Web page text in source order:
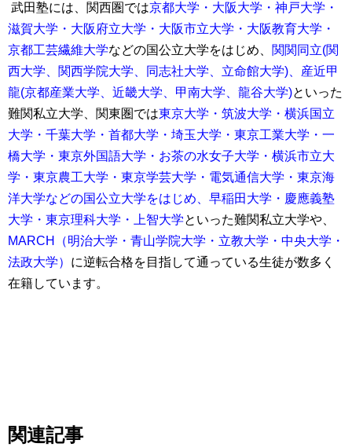
武田塾には、関西圏では京都大学・大阪大学・神戸大学・
滋賀大学・大阪府立大学・大阪市立大学・大阪教育大学・
京都工芸繊維大学などの国公立大学をはじめ、 関関同立(関
西大学、関西学院大学、同志社大学、立命館大学)、産近甲
龍(京都産業大学、近畿大学、甲南大学、龍谷大学)といった
難関私立大学、関東圏では東京大学・筑波大学・横浜国立
大学・千葉大学・首都大学・埼玉大学・東京工業大学・一
橋大学・東京外国語大学・お茶の水女子大学・横浜市立大
学・東京農工大学・東京学芸大学・電気通信大学・東京海
洋大学などの国公立大学をはじめ、早稲田大学・慶應義塾
大学・東京理科大学・上智大学といった難関私立大学や、
MARCH（明治大学・青山学院大学・立教大学・中央大学・
法政大学） に逆転合格を目指して通っている生徒が数多く
在籍しています。
関連記事